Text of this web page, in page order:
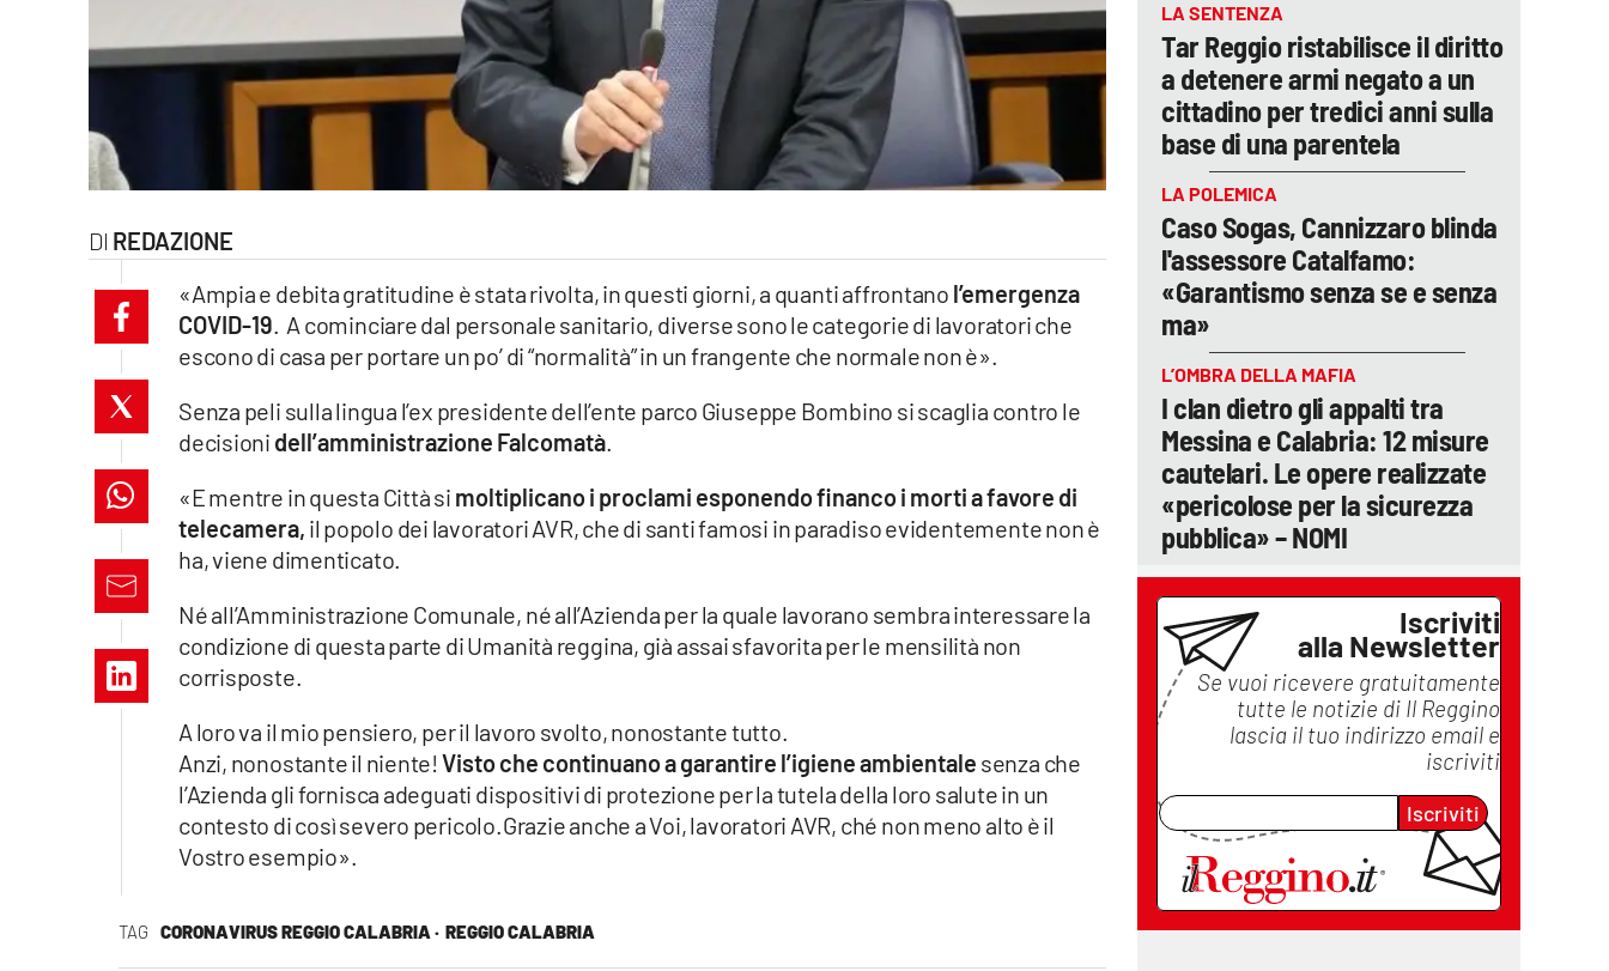
cosenzachannel.it
ilvibonese.it
catanzarochannel.it
lacapitalenews.it
Vai
REDAZIONE
TAG CORONAVIRUS REGGIO CALABRIA · REGGIO CALABRIA
«Ampia e debita gratitudine è stata rivolta, in questi giorni, a quanti affrontano l’emergenza
COVID-19. A cominciare dal personale sanitario, diverse sono le categorie di lavoratori che
escono di casa per portare un po’ di “normalità” in un frangente che normale non è».
Senza peli sulla lingua l’ex presidente dell’ente parco Giuseppe Bombino si scaglia contro le
decisioni dell’amministrazione Falcomatà.
«E mentre in questa Città si moltiplicano i proclami esponendo financo i morti a favore di
telecamera, il popolo dei lavoratori AVR, che di santi famosi in paradiso evidentemente non è
ha, viene dimenticato.
Né all’Amministrazione Comunale, né all’Azienda per la quale lavorano sembra interessare la
condizione di questa parte di Umanità reggina, già assai sfavorita per le mensilità non
corrisposte.
A loro va il mio pensiero, per il lavoro svolto, nonostante tutto.
Anzi, nonostante il niente!Visto che continuano a garantire l’igiene ambientale senza che
l’Azienda gli fornisca adeguati dispositivi di protezione per la tutela della loro salute in un
contesto di così severo pericolo.Grazie anche a Voi, lavoratori AVR, ché non meno alto è il
Vostro esempio».
LA SENTENZA
Tar Reggio ristabilisce il diritto
a detenere armi negato a un
cittadino per tredici anni sulla
base di una parentela
LA POLEMICA
Caso Sogas, Cannizzaro blinda
l'assessore Catalfamo:
«Garantismo senza se e senza
ma»
L’OMBRA DELLA MAFIA
I clan dietro gli appalti tra
Messina e Calabria: 12 misure
cautelari. Le opere realizzate
«pericolose per la sicurezza
pubblica» – NOMI
Iscriviti
alla Newsletter
Se vuoi ricevere gratuitamente
tutte le notizie di Il Reggino
lascia il tuo indirizzo email e
iscriviti
Iscriviti